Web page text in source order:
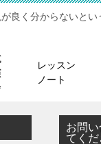
良く分からないと
レッスン
ノート
お問
てくだ